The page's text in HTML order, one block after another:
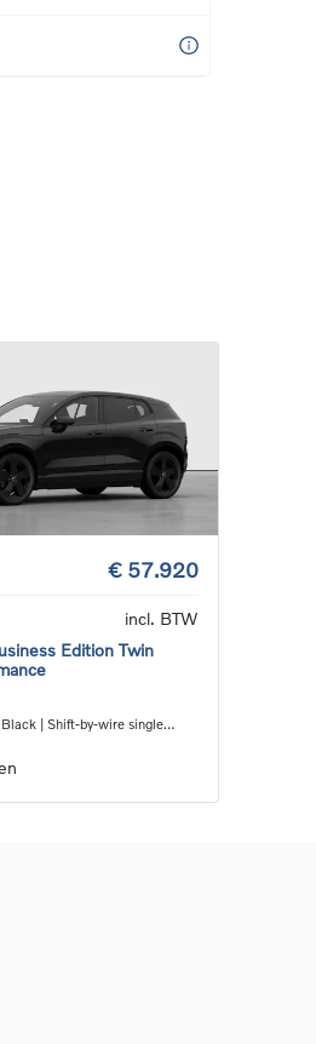
€ 57.920
incl. BTW
Edition Twin
| Shift-by-wire single